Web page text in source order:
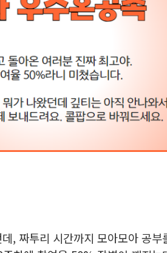
, 짜투리 시간까지 모아모아 공